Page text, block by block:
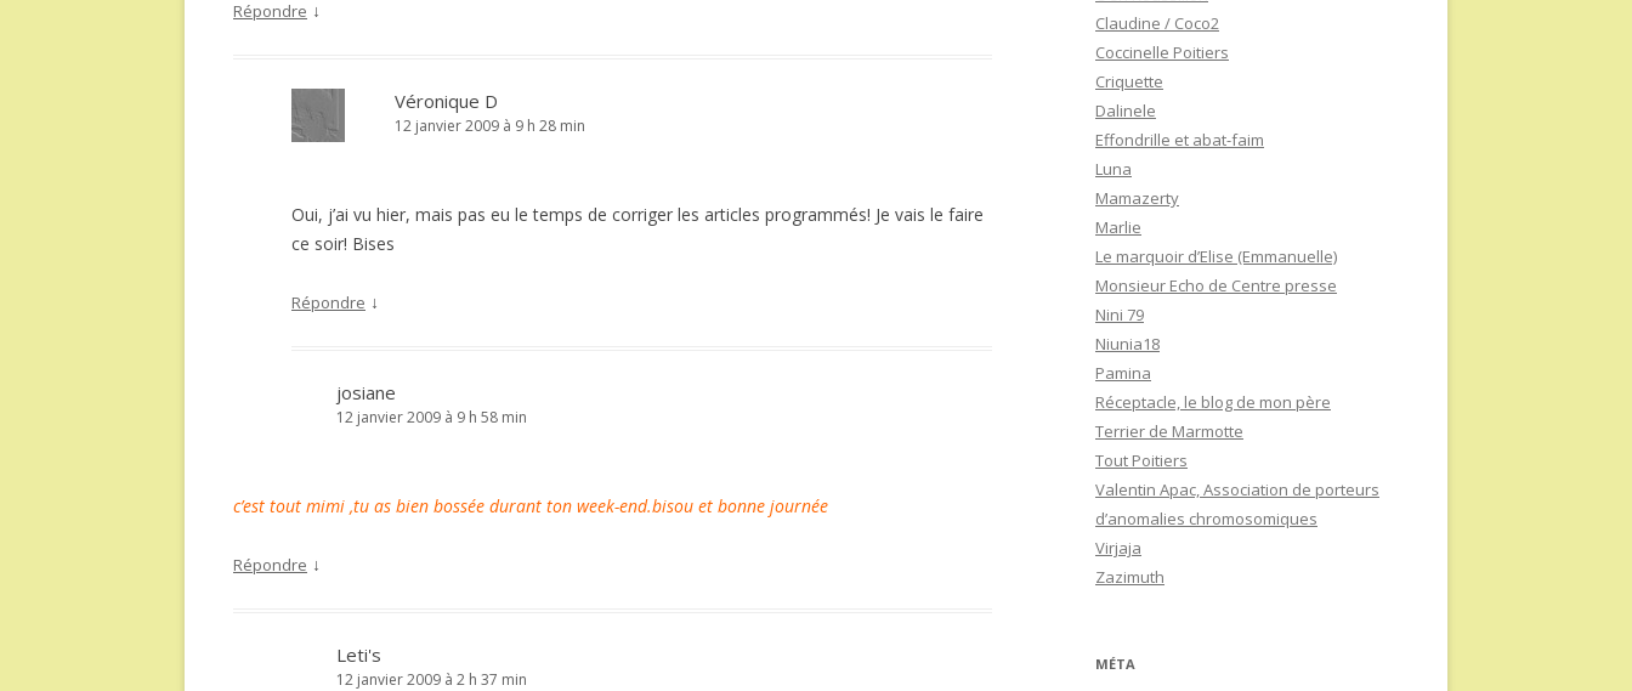
Répondre ↓
Véronique D
12 janvier 2009 à 9 h 28 min
Oui, j’ai vu hier, mais pas eu le temps de corriger les articles programmés! Je vais le faire
ce soir! Bises
Répondre ↓
josiane
12 janvier 2009 à 9 h 58 min
c’est tout mimi ,tu as bien bossée durant ton week-end.bisou et bonne journée
Répondre ↓
Leti's
12 janvier 2009 à 2 h 37 min
Claudine / Coco2
Coccinelle Poitiers
Criquette
Dalinele
Effondrille et abat-faim
Luna
Mamazerty
Marlie
Le marquoir d’Elise (Emmanuelle)
Monsieur Echo de Centre presse
Nini 79
Niunia18
Pamina
Réceptacle, le blog de mon père
Terrier de Marmotte
Tout Poitiers
Valentin Apac, Association de porteurs
d’anomalies chromosomiques
Virjaja
Zazimuth
MÉTA